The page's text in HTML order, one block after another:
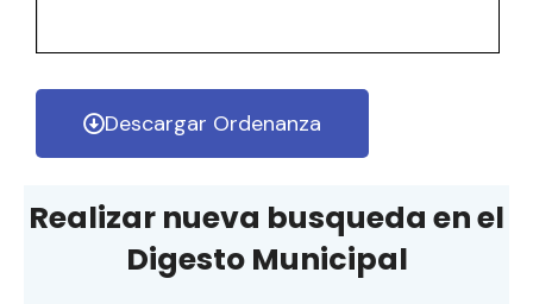
Descargar Ordenanza
Realizar nueva busqueda en el
Digesto Municipal